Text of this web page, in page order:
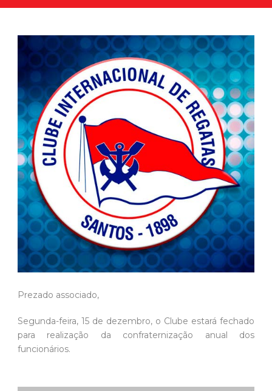
Prezado associado,
Segunda-feira, 15 de dezembro, o Clube estará fechado
para realização da confraternização anual dos
funcionários.